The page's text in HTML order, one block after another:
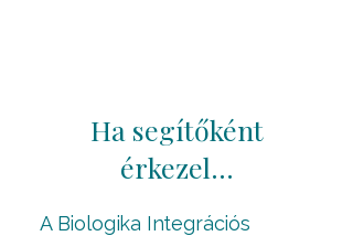
Ha segítőként
érkezel...
A Biologika Integrációs